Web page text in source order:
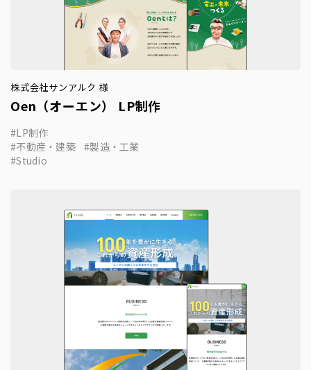
株式会社サンアルク 様
Oen（オーエン） LP制作
LP制作
不動産・建築
製造・工業
Studio